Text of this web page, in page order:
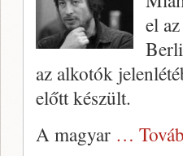
el
az alkotók
előtt készült.
A magyar …